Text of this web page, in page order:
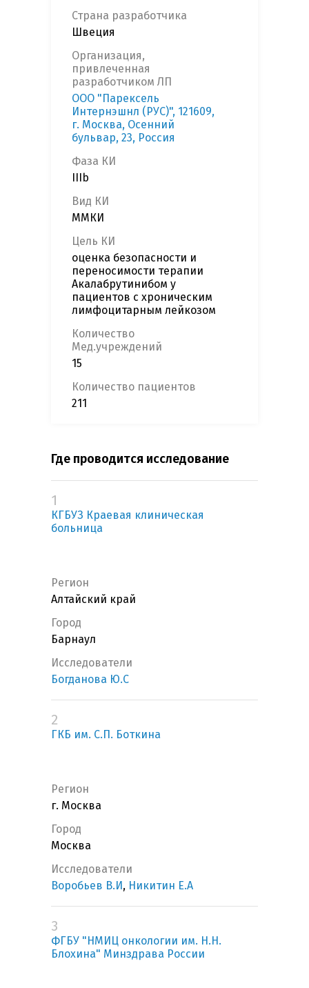
Страна разработчика
Швеция
Организация,
привлеченная
разработчиком ЛП
ООО "Парексель
Интернэшнл (РУС)", 121609,
г. Москва, Осенний
бульвар, 23, Россия
Фаза КИ
IIIb
Вид КИ
ММКИ
Цель КИ
оценка безопасности и
переносимости терапии
Акалабрутинибом у
пациентов с хроническим
лимфоцитарным лейкозом
Количество
Мед.учреждений
15
Количество пациентов
211
Где проводится исследование
1
КГБУЗ Краевая клиническая
больница
Регион
Алтайский край
Город
Барнаул
Исследователи
Богданова Ю.С
2
ГКБ им. С.П. Боткина
Регион
г. Москва
Город
Москва
Исследователи
Воробьев В.И, Никитин Е.А
3
ФГБУ "НМИЦ онкологии им. Н.Н.
Блохина" Минздрава России